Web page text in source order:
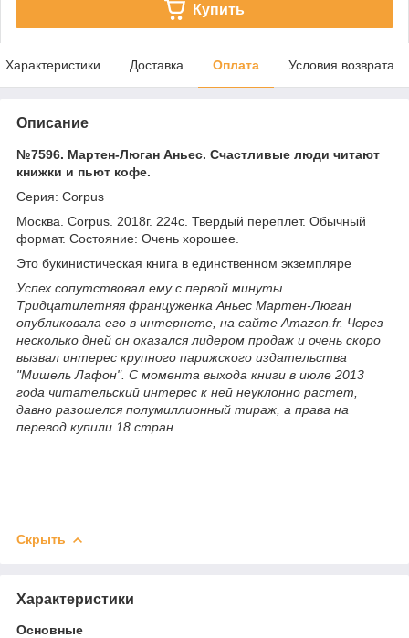
Купить
Характеристики Доставка Оплата Условия возврата
Описание
№7596. Мартен-Люган Аньес. Счастливые люди читают
книжки и пьют кофе.
Серия: Corpus
Москва. Corpus. 2018г. 224с. Твердый переплет. Обычный
формат. Состояние: Очень хорошее.
Это букинистическая книга в единственном экземпляре
Успех сопутствовал ему с первой минуты.
Тридцатилетняя француженка Аньес Мартен-Люган
опубликовала его в интернете, на сайте Amazon.fr. Через
несколько дней он оказался лидером продаж и очень скоро
вызвал интерес крупного парижского издательства
"Мишель Лафон". С момента выхода книги в июле 2013
года читательский интерес к ней неуклонно растет,
давно разошелся полумиллионный тираж, а права на
перевод купили 18 стран.
Скрыть
Характеристики
Основные